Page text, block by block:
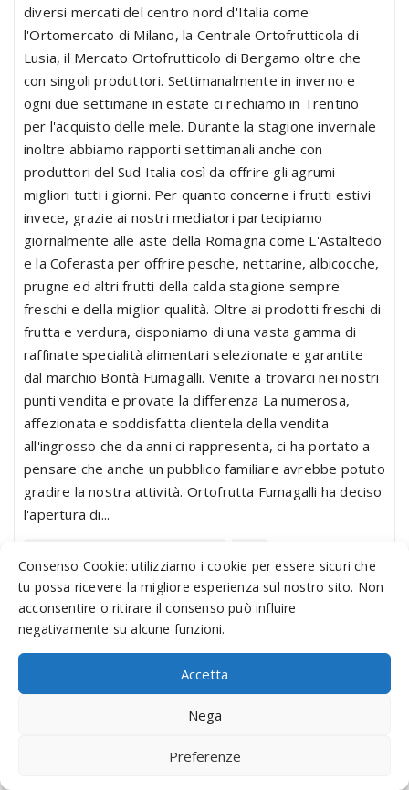
Consenso Cookie: utilizziamo i cookie per essere sicuri che
tu possa ricevere la migliore esperienza sul nostro sito. Non
acconsentire o ritirare il consenso può influire
negativamente su alcune funzioni.
Accetta
Nega
Preferenze
diversi mercati del centro nord d'Italia come
l'Ortomercato di Milano, la Centrale Ortofrutticola di
Lusia, il Mercato Ortofrutticolo di Bergamo oltre che
con singoli produttori. Settimanalmente in inverno e
ogni due settimane in estate ci rechiamo in Trentino
per l'acquisto delle mele. Durante la stagione invernale
inoltre abbiamo rapporti settimanali anche con
produttori del Sud Italia così da offrire gli agrumi
migliori tutti i giorni. Per quanto concerne i frutti estivi
invece, grazie ai nostri mediatori partecipiamo
giornalmente alle aste della Romagna come L'Astaltedo
e la Coferasta per offrire pesche, nettarine, albicocche,
prugne ed altri frutti della calda stagione sempre
freschi e della miglior qualità. Oltre ai prodotti freschi di
frutta e verdura, disponiamo di una vasta gamma di
raffinate specialità alimentari selezionate e garantite
dal marchio Bontà Fumagalli. Venite a trovarci nei nostri
punti vendita e provate la differenza La numerosa,
affezionata e soddisfatta clientela della vendita
all'ingrosso che da anni ci rappresenta, ci ha portato a
pensare che anche un pubblico familiare avrebbe potuto
gradire la nostra attività. Ortofrutta Fumagalli ha deciso
l'apertura di...